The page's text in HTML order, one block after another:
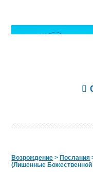
Возрождение >Послания
(Лишенные